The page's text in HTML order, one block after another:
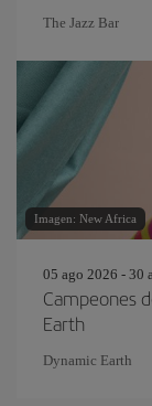
The Jazz Bar
Imagen: New Africa
05 ago 2026 - 30
Campeones
Earth
Dynamic Earth